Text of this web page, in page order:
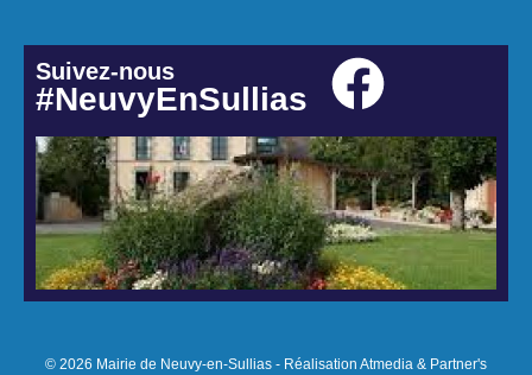
Suivez-nous
#NeuvyEnSullias
© 2026 Mairie de Neuvy-en-Sullias - Réalisation Atmedia & Partner's